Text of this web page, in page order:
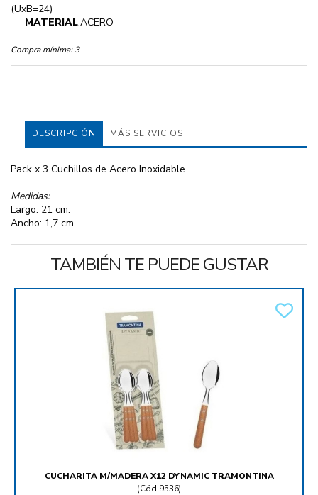
(UxB=24)
MATERIAL:ACERO
Compra mínima: 3
DESCRIPCIÓN MÁS SERVICIOS
Pack x 3 Cuchillos de Acero Inoxidable
Medidas:
Largo: 21 cm.
Ancho: 1,7 cm.
TAMBIÉN TE PUEDE GUSTAR
CUCHARITA M/MADERA X12 DYNAMIC TRAMONTINA
(Cód.9536)